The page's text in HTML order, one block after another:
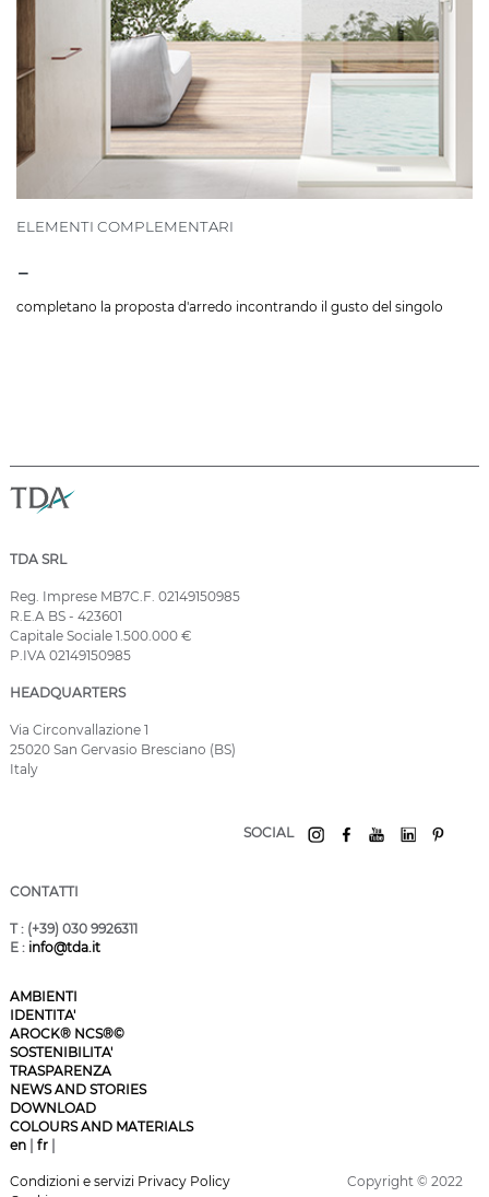
ELEMENTI COMPLEMENTARI
-
completano la proposta d'arredo incontrando il gusto del singolo
TDA SRL
Reg. Imprese MB7C.F. 02149150985
R.E.A BS - 423601
Capitale Sociale 1.500.000 €
P.IVA 02149150985
HEADQUARTERS
Via Circonvallazione 1
25020 San Gervasio Bresciano (BS)
Italy
SOCIAL
CONTATTI
T: (+39) 030 9926311
E : info@tda.it
AMBIENTI
IDENTITA'
AROCK® NCS®©
SOSTENIBILITA'
TRASPARENZA
NEWS AND STORIES
DOWNLOAD
COLOURS AND MATERIALS
en | fr |
Condizioni e servizi Privacy Policy
Copyright © 2022